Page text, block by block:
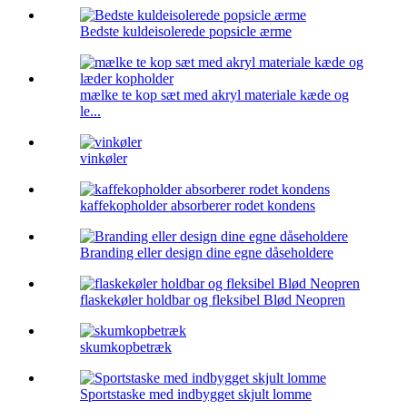
Bedste kuldeisolerede popsicle ærme
mælke te kop sæt med akryl materiale kæde og
le...
vinkøler
kaffekopholder absorberer rodet kondens
Branding eller design dine egne dåseholdere
flaskekøler holdbar og fleksibel Blød Neopren
skumkopbetræk
Sportstaske med indbygget skjult lomme